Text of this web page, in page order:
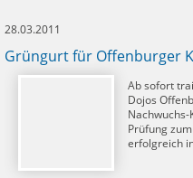
28.03.2011
Grüngurt für Offenburger
Ab sofort
Dojos
Prüfung
erfolgreich